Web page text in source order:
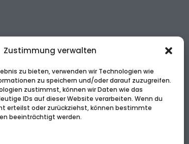
Zustimmung verwalten
zu bieten, verwenden wir Technologien wie
zu speichern und/oder darauf zuzugreifen.
zustimmst, können wir Daten wie das
IDs auf dieser Website verarbeiten. Wenn du
erteilst oder zurückziehst, können bestimmte
beeinträchtigt werden.